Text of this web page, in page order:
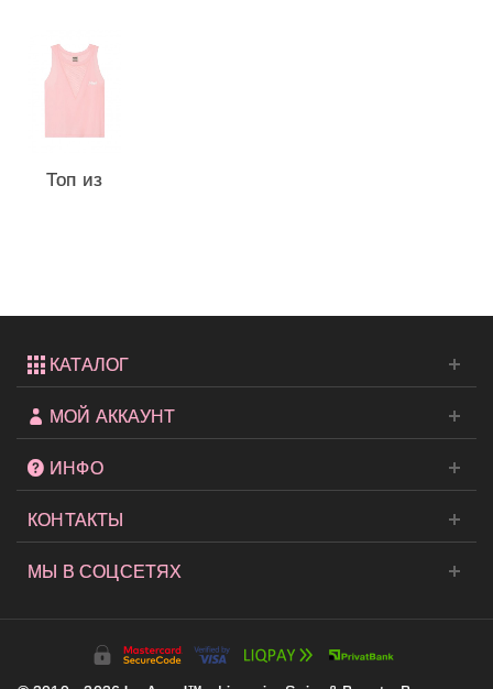
Топ из
КАТАЛОГ
МОЙ АККАУНТ
ИНФО
КОНТАКТЫ
МЫ В СОЦСЕТЯХ